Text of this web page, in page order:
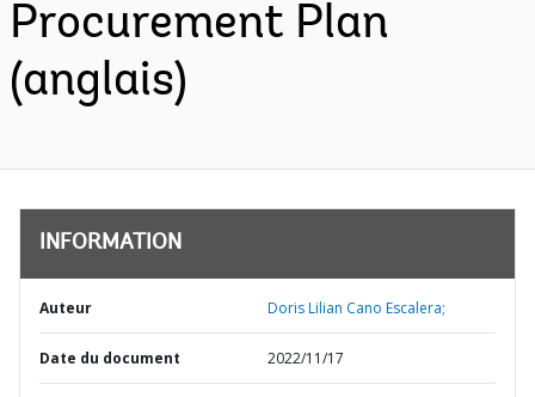
Procurement Plan
(anglais)
INFORMATION
Auteur Doris Lilian Cano Escalera;
Date du document 2022/11/17